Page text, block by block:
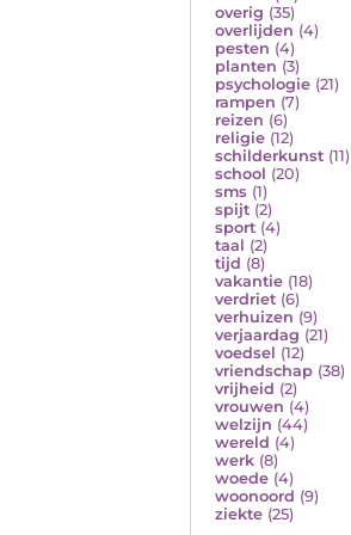
overig (35)
overlijden (4)
pesten (4)
planten (3)
psychologie (21)
rampen (7)
reizen (6)
religie (12)
schilderkunst (11)
school (20)
sms (1)
spijt (2)
sport (4)
taal (2)
tijd (8)
vakantie (18)
verdriet (6)
verhuizen (9)
verjaardag (21)
voedsel (12)
vriendschap (38)
vrijheid (2)
vrouwen (4)
welzijn (44)
wereld (4)
werk (8)
woede (4)
woonoord (9)
ziekte (25)